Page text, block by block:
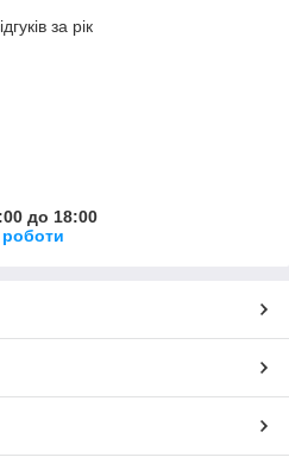
за рік
до 18:00
роботи